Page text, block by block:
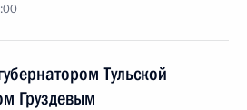
Тульской
Груздевым